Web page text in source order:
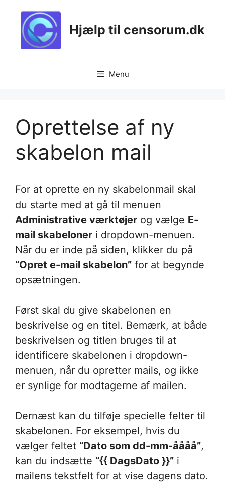
content
Hjælp til censorum.dk
Menu
Oprettelse af ny
skabelon mail
For at oprette en ny skabelonmail skal
du starte med at gå til menuen
Administrative værktøjer og vælge E-
mail skabeloner i dropdown-menuen.
Når du er inde på siden, klikker du på
“Opret e-mail skabelon” for at begynde
opsætningen.
Først skal du give skabelonen en
beskrivelse og en titel. Bemærk, at både
beskrivelsen og titlen bruges til at
identificere skabelonen i dropdown-
menuen, når du opretter mails, og ikke
er synlige for modtagerne af mailen.
Dernæst kan du tilføje specielle felter til
skabelonen. For eksempel, hvis du
vælger feltet “Dato som dd-mm-åååå”,
kan du indsætte “{{ DagsDato }}” i
mailens tekstfelt for at vise dagens dato.